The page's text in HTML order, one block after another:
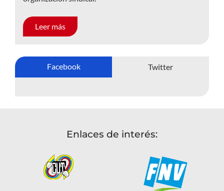
Leer más
Facebook Twitter
Enlaces de interés: